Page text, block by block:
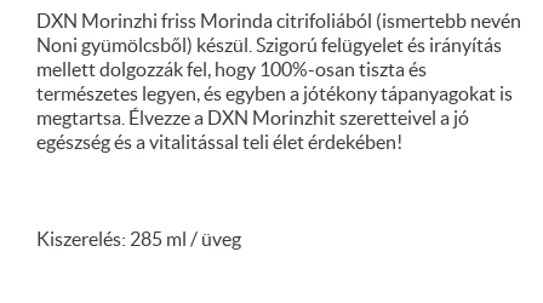
DXN Morinzhi friss Morinda citrifoliából (ismertebb nevén
Noni gyümölcsből) készül. Szigorú felügyelet és irányítás
mellett dolgozzák fel, hogy 100%-osan tiszta és
természetes legyen, és egyben a jótékony tápanyagokat is
megtartsa. Élvezze a DXN Morinzhit szeretteivel a jó
egészség és a vitalitással teli élet érdekében!
Kiszerelés: 285 ml / üveg